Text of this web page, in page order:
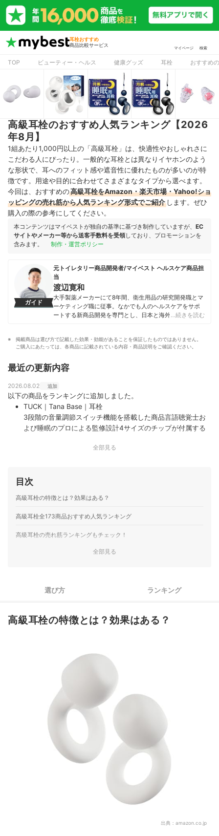
耳栓おすすめ
商品比較サービス
マイページ 検索
TOP ビューティー・ヘルス 健康グッズ 耳栓 おすすめ
高級耳栓のおすすめ人気ランキング【2026
年8月】
1組あたり1,000円以上の「高級耳栓」は、快適性やおしゃれさに
こだわる人にぴったり。一般的な耳栓とは異なりイヤホンのよう
な形状で、耳へのフィット感や遮音性に優れたものが多いのが特
徴です。用途や目的に合わせてさまざまなタイプから選べます。
今回は、おすすめの高級耳栓をAmazon・楽天市場・Yahoo!ショ
ッピングの売れ筋から人気ランキング形式でご紹介 します。ぜひ
購入の際の参考にしてください。
本コンテンツはマイベストが独自の基準に基づき制作していますが、 EC
サイトやメーカー等から送客手数料を受領しており、プロモーションを
含みます。
制作・運営ポリシー
ガイド
元トイレタリー商品開発者/マイベスト ヘルスケア商品担
当
渡辺寛和
大手製薬メーカーにて8年間、衛生用品の研究開発職とマ
ーケティング職に従事。なかでも人のヘルスケアをサポ
ートする新商品開発を専門とし、日本と海外を合わせて
品全般の比較検証を担当。「ユーザーが知りたいことを
適切な検証に基づきわかりやすく提供する」をモットー
渡辺寛和のプロフィール
…続きを読む
掲載商品は選び方で記載した効果・効能があることを保証したものではありません。
ご購入にあたっては、各商品に記載されている内容・商品説明をご確認ください。
最近の更新内容
2026.08.02 追加
以下の商品をランキングに追加しました。
TUCK｜Tana Base｜耳栓
3段階の音量調節スイッチ機能を搭載した商品言語聴覚士お
よび睡眠のプロによる監修設計4サイズのチップが付属する
全部見る
目次
高級耳栓の特徴とは？効果はある？
高級耳栓全173商品おすすめ人気ランキング
高級耳栓の売れ筋ランキングもチェック！
全部見る
選び方 ランキング
高級耳栓の特徴とは？効果はある？
出典： amazon.co.jp